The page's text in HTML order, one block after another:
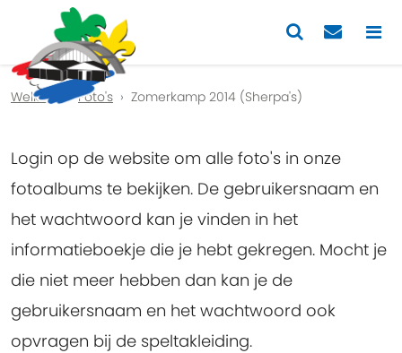
Previous
Welkom Foto's Zomerkamp 2014 (Sherpa's)
Login op de website om alle foto's in onze
fotoalbums te bekijken. De gebruikersnaam en
het wachtwoord kan je vinden in het
informatieboekje die je hebt gekregen. Mocht je
die niet meer hebben dan kan je de
gebruikersnaam en het wachtwoord ook
opvragen bij de speltakleiding.